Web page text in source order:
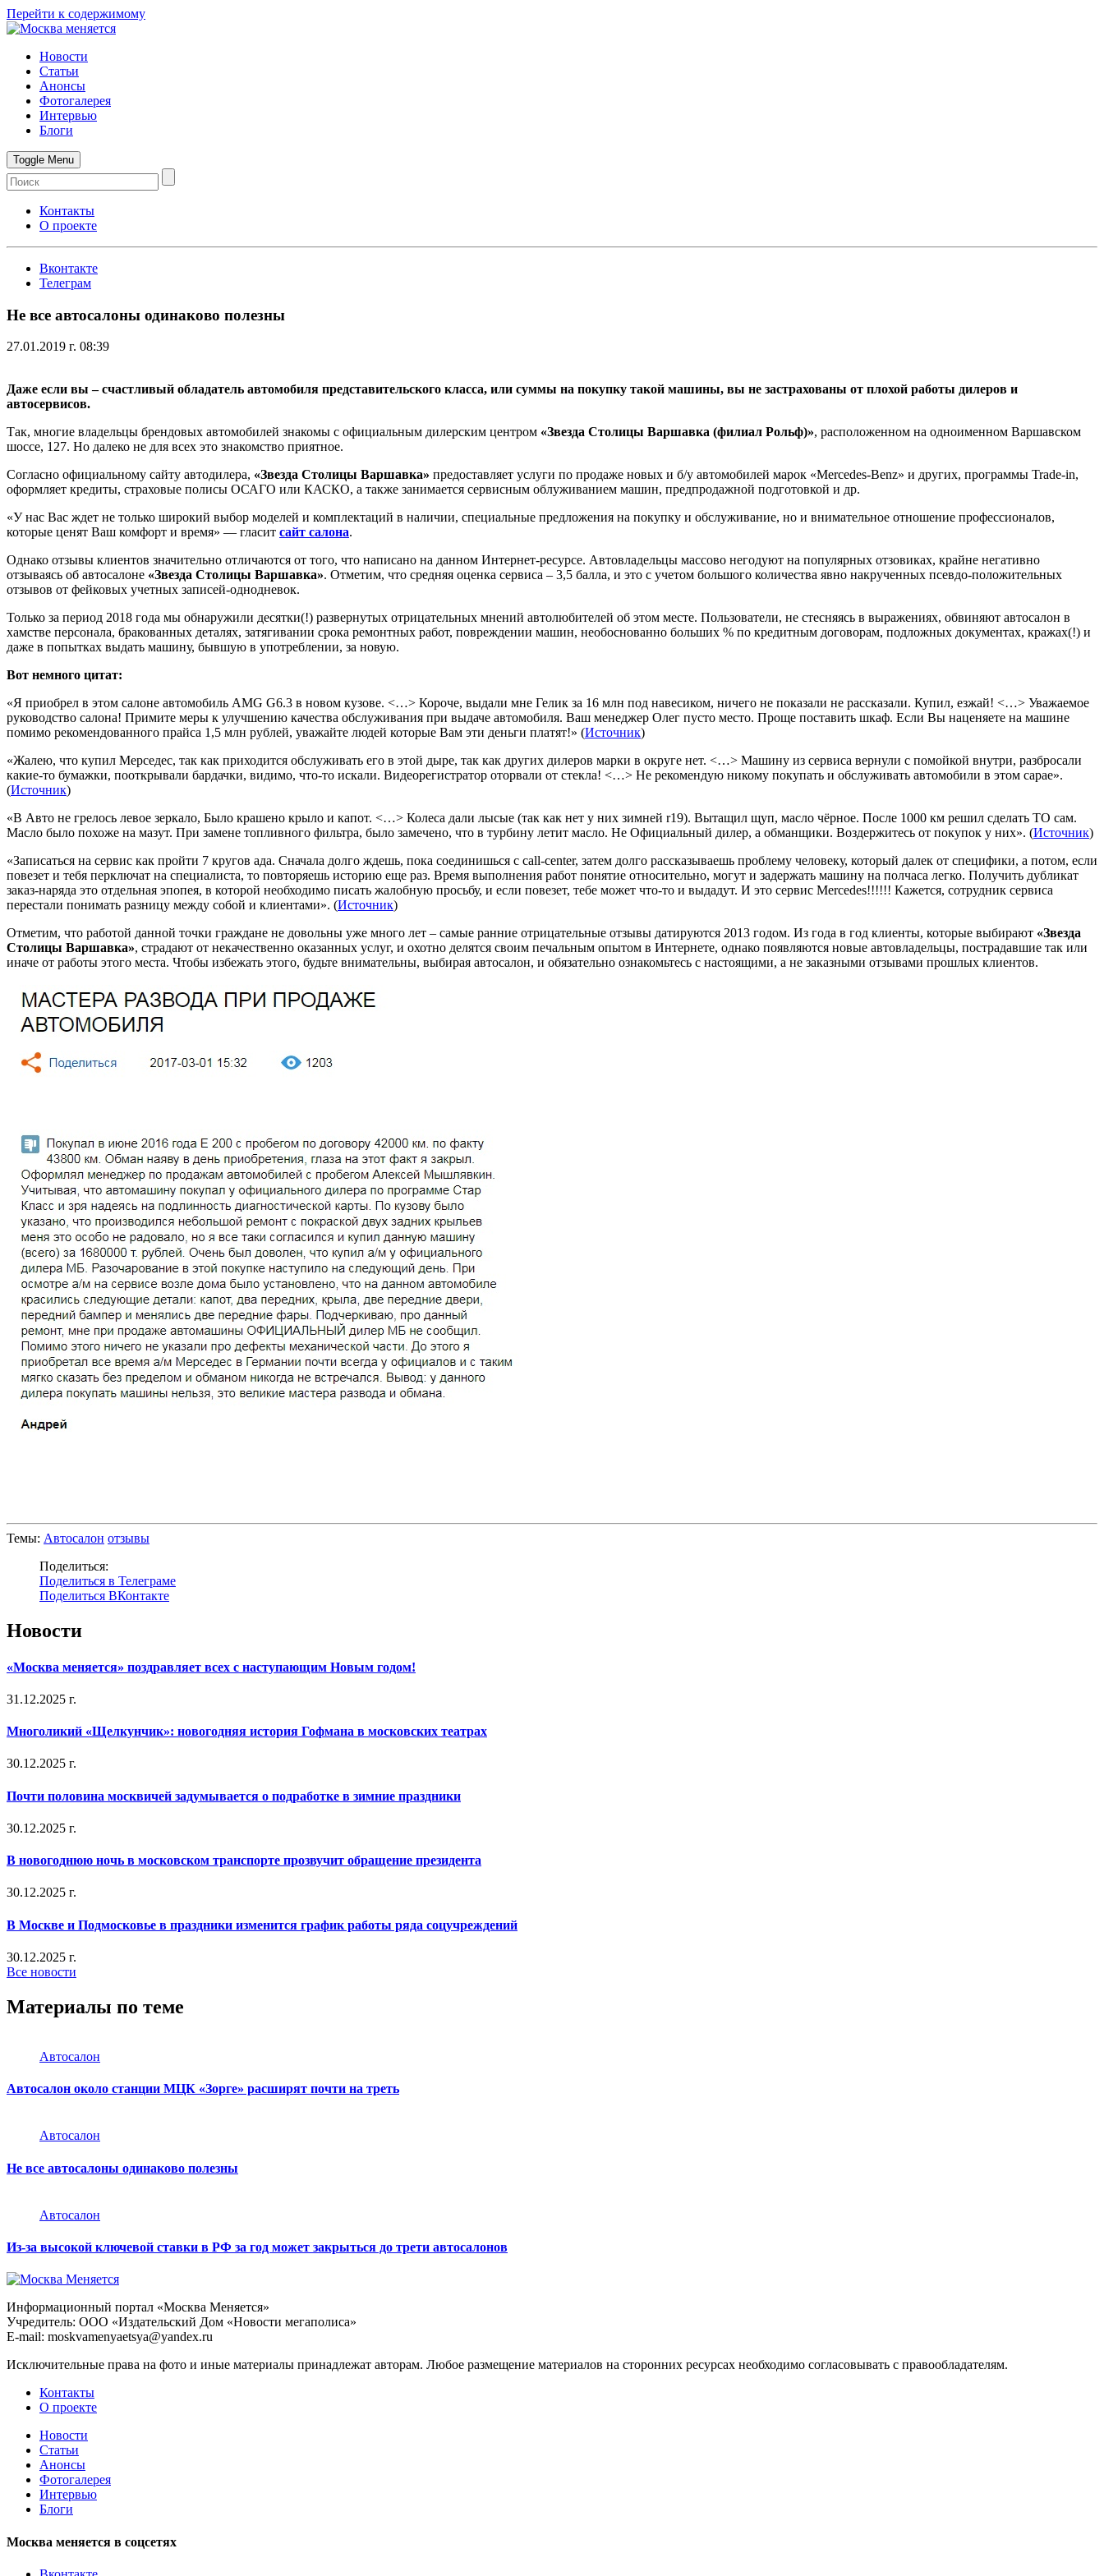
Перейти к содержимому
Новости
Статьи
Анонсы
Фотогалерея
Интервью
Блоги
Toggle Menu
Контакты
О проекте
Вконтакте
Телеграм
Не все автосалоны одинаково полезны
27.01.2019 г. 08:39
Даже если вы – счастливый обладатель автомобиля представительского класса, или суммы на покупку такой машины, вы не застрахованы от плохой работы дилеров и
автосервисов.
Так, многие владельцы брендовых автомобилей знакомы с официальным дилерским центром «Звезда Столицы Варшавка (филиал Рольф)», расположенном на одноименном Варшавском
шоссе, 127. Но далеко не для всех это знакомство приятное.
Согласно официальному сайту автодилера, «Звезда Столицы Варшавка» предоставляет услуги по продаже новых и б/у автомобилей марок «Mercedes-Benz» и других, программы Trade-in,
оформляет кредиты, страховые полисы ОСАГО или КАСКО, а также занимается сервисным облуживанием машин, предпродажной подготовкой и др.
«У нас Вас ждет не только широкий выбор моделей и комплектаций в наличии, специальные предложения на покупку и обслуживание, но и внимательное отношение профессионалов,
которые ценят Ваш комфорт и время» — гласит сайт салона.
Однако отзывы клиентов значительно отличаются от того, что написано на данном Интернет-ресурсе. Автовладельцы массово негодуют на популярных отзовиках, крайне негативно
отзываясь об автосалоне «Звезда Столицы Варшавка». Отметим, что средняя оценка сервиса – 3,5 балла, и это с учетом большого количества явно накрученных псевдо-положительных
отзывов от фейковых учетных записей-однодневок.
Только за период 2018 года мы обнаружили десятки(!) развернутых отрицательных мнений автолюбителей об этом месте. Пользователи, не стесняясь в выражениях, обвиняют автосалон в
хамстве персонала, бракованных деталях, затягивании срока ремонтных работ, повреждении машин, необоснованно больших % по кредитным договорам, подложных документах, кражах(!) и
даже в попытках выдать машину, бывшую в употреблении, за новую.
Вот немного цитат:
«Я приобрел в этом салоне автомобиль AMG G6.3 в новом кузове. <…> Короче, выдали мне Гелик за 16 млн под навесиком, ничего не показали не рассказали. Купил, езжай! <…> Уважаемое
руководство салона! Примите меры к улучшению качества обслуживания при выдаче автомобиля. Ваш менеджер Олег пусто место. Проще поставить шкаф. Если Вы наценяете на машине
помимо рекомендованного прайса 1,5 млн рублей, уважайте людей которые Вам эти деньги платят!» (Источник)
«Жалею, что купил Мерседес, так как приходится обслуживать его в этой дыре, так как других дилеров марки в округе нет. <…> Машину из сервиса вернули с помойкой внутри, разбросали
какие-то бумажки, пооткрывали бардачки, видимо, что-то искали. Видеорегистратор оторвали от стекла! <…> Не рекомендую никому покупать и обслуживать автомобили в этом сарае».
(Источник)
«В Авто не грелось левое зеркало, Было крашено крыло и капот. <…> Колеса дали лысые (так как нет у них зимней r19). Вытащил щуп, масло чёрное. После 1000 км решил сделать ТО сам.
Масло было похоже на мазут. При замене топливного фильтра, было замечено, что в турбину летит масло. Не Официальный дилер, а обманщики. Воздержитесь от покупок у них». (Источник)
«Записаться на сервис как пройти 7 кругов ада. Сначала долго ждешь, пока соединишься с call-center, затем долго рассказываешь проблему человеку, который далек от специфики, а потом, если
повезет и тебя перключат на специалиста, то повторяешь историю еще раз. Время выполнения работ понятие относительно, могут и задержать машину на полчаса легко. Получить дубликат
заказ-наряда это отдельная эпопея, в которой необходимо писать жалобную просьбу, и если повезет, тебе может что-то и выдадут. И это сервис Mercedes!!!!!! Кажется, сотрудник сервиса
перестали понимать разницу между собой и клиентами». (Источник)
Отметим, что работой данной точки граждане не довольны уже много лет – самые ранние отрицательные отзывы датируются 2013 годом. Из года в год клиенты, которые выбирают «Звезда
Столицы Варшавка», страдают от некачественно оказанных услуг, и охотно делятся своим печальным опытом в Интернете, однако появляются новые автовладельцы, пострадавшие так или
иначе от работы этого места. Чтобы избежать этого, будьте внимательны, выбирая автосалон, и обязательно ознакомьтесь с настоящими, а не заказными отзывами прошлых клиентов.
Темы: Автосалон отзывы
Поделиться:
Поделиться в Телеграме
Поделиться ВКонтакте
Новости
«Москва меняется» поздравляет всех с наступающим Новым годом!
31.12.2025 г.
Многоликий «Щелкунчик»: новогодняя история Гофмана в московских театрах
30.12.2025 г.
Почти половина москвичей задумывается о подработке в зимние праздники
30.12.2025 г.
В новогоднюю ночь в московском транспорте прозвучит обращение президента
30.12.2025 г.
В Москве и Подмосковье в праздники изменится график работы ряда соцучреждений
30.12.2025 г.
Все новости
Материалы по теме
Автосалон
Автосалон около станции МЦК «Зорге» расширят почти на треть
Автосалон
Не все автосалоны одинаково полезны
Автосалон
Из-за высокой ключевой ставки в РФ за год может закрыться до трети автосалонов
Информационный портал «Москва Меняется»
Учредитель: ООО «Издательский Дом «Новости мегаполиса»
E-mail: moskvamenyaetsya@yandex.ru
Исключительные права на фото и иные материалы принадлежат авторам. Любое размещение материалов на сторонних ресурсах необходимо согласовывать с правообладателям.
Контакты
О проекте
Новости
Статьи
Анонсы
Фотогалерея
Интервью
Блоги
Москва меняется в соцсетях